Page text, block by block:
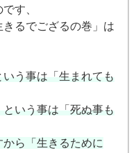
す、
るでござるの巻」は
いう事は「生まれても
という事は「死ぬ事も
から「生きるために